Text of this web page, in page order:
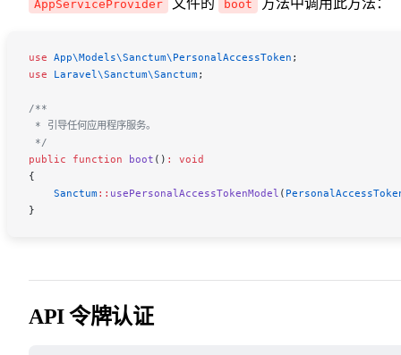
AppServiceProvider boot
use App\Models\Sanctum\ PersonalAccessToken ;
use Laravel\Sanctum\Sanctum;
/**
* 引导任何应用程序服务。
*/
public function boot () :
void
{
    Sanctum
:: usePersonalAccessTokenModel (
}
API 令牌认证